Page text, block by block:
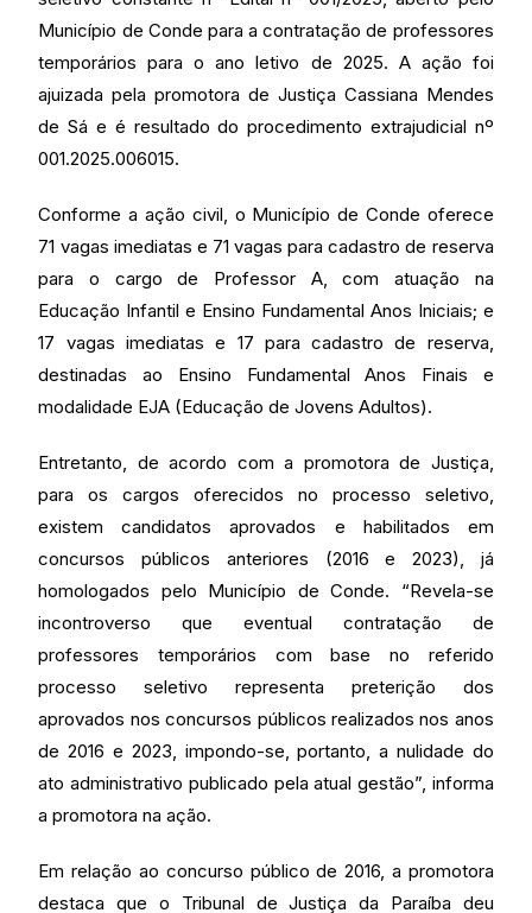
Município de Conde para a contratação de professores
temporários para o ano letivo de 2025. A ação foi
ajuizada pela promotora de Justiça Cassiana Mendes
de Sá e é resultado do procedimento extrajudicial nº
001.2025.006015.
Conforme a ação civil, o Município de Conde oferece
71 vagas imediatas e 71 vagas para cadastro de reserva
para o cargo de Professor A, com atuação na
Educação Infantil e Ensino Fundamental Anos Iniciais; e
17 vagas imediatas e 17 para cadastro de reserva,
destinadas ao Ensino Fundamental Anos Finais e
modalidade EJA (Educação de Jovens Adultos).
Entretanto, de acordo com a promotora de Justiça,
para os cargos oferecidos no processo seletivo,
existem candidatos aprovados e habilitados em
concursos públicos anteriores (2016 e 2023), já
homologados pelo Município de Conde. “Revela-se
incontroverso que eventual contratação de
professores temporários com base no referido
processo seletivo representa preterição dos
aprovados nos concursos públicos realizados nos anos
de 2016 e 2023, impondo-se, portanto, a nulidade do
ato administrativo publicado pela atual gestão”, informa
a promotora na ação.
Em relação ao concurso público de 2016, a promotora
destaca que o Tribunal de Justiça da Paraíba deu